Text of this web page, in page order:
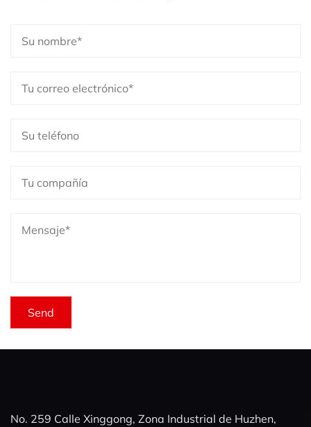
No. 259 Calle Xinggong, Zona Industrial de Huzhen,